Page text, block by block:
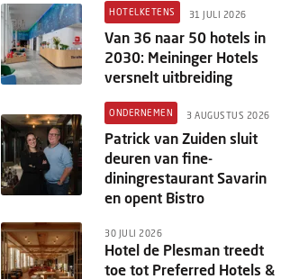
HOTELKETENS 31 JULI 2026
Van 36 naar 50 hotels in
2030: Meininger Hotels
versnelt uitbreiding
ONDERNEMEN 3 AUGUSTUS 2026
Patrick van Zuiden sluit
deuren van fine-
diningrestaurant Savarin
en opent Bistro
30 JULI 2026
Hotel de Plesman treedt
toe tot Preferred Hotels &